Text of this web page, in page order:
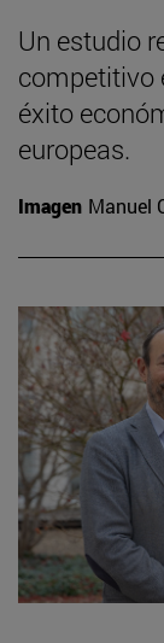
Un estudio
competitivo
éxito
europeas.
Imagen Manuel